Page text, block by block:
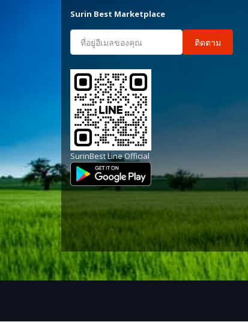
Surin Best Marketplace
ติดตาม
SurinBest Line Official